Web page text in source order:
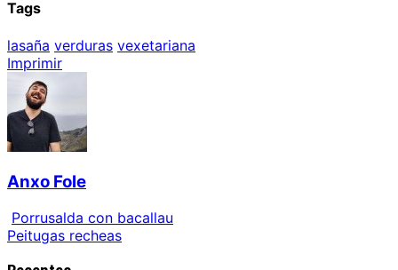
Tags
lasaña verduras vexetariana
Imprimir
Anxo Fole
Porrusalda con bacallau
Peitugas recheas